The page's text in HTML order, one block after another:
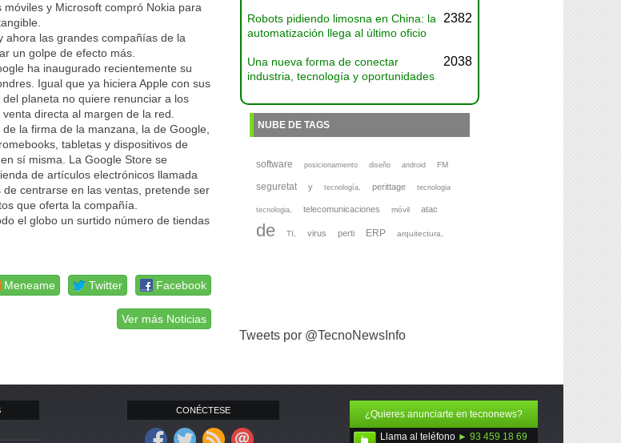
y Microsoft compró Nokia para
ahora las grandes compañías de la
un golpe de efecto más.
ha inaugurado recientemente su
Igual que ya hiciera Apple con sus
planeta no quiere renunciar a los
directa al margen de la red.
la firma de la manzana, la de Google,
tabletas y dispositivos de
sí misma. La Google Store se
de artículos electrónicos llamada
centrarse en las ventas, pretende ser
que oferta la compañía.
el globo un surtido número de tiendas
Facebook
Twitter
Meneame
Ver más Noticias
Robots pidiendo limosna en China: la
automatización llega al último oficio
2382
Una nueva forma de conectar
industria, tecnología y oportunidades
2038
NUBE DE TAGS
software posicionamiento diseño android FM
seguretat y tecnología, perittage tecnologia
tecnologia, telecomunicaciones móvil atac
de TI, virus perti ERP arquitectura,
Tweets por @TecnoNewsInfo
CONÉCTESE
¿Quieres anunciarte en tecnonews?
Llama al teléfono ► 93 459 18 69